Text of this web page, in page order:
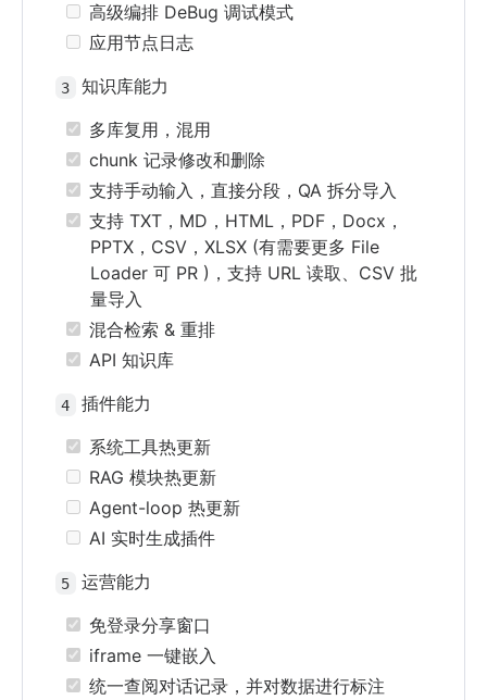
高级编排 DeBug 调试模式
应用节点日志
3
知识库能力
多库复用，混用
chunk 记录修改和删除
支持手动输入，直接分段，QA 拆分导入
支持 TXT，MD，HTML，PDF，Docx，
PPTX，CSV，XLSX (有需要更多 File
Loader 可 PR )，支持 URL 读取、CSV 批
量导入
混合检索 & 重排
API 知识库
4
插件能力
系统工具热更新
RAG 模块热更新
Agent-loop 热更新
AI 实时生成插件
5
运营能力
免登录分享窗口
iframe 一键嵌入
统一查阅对话记录，并对数据进行标注